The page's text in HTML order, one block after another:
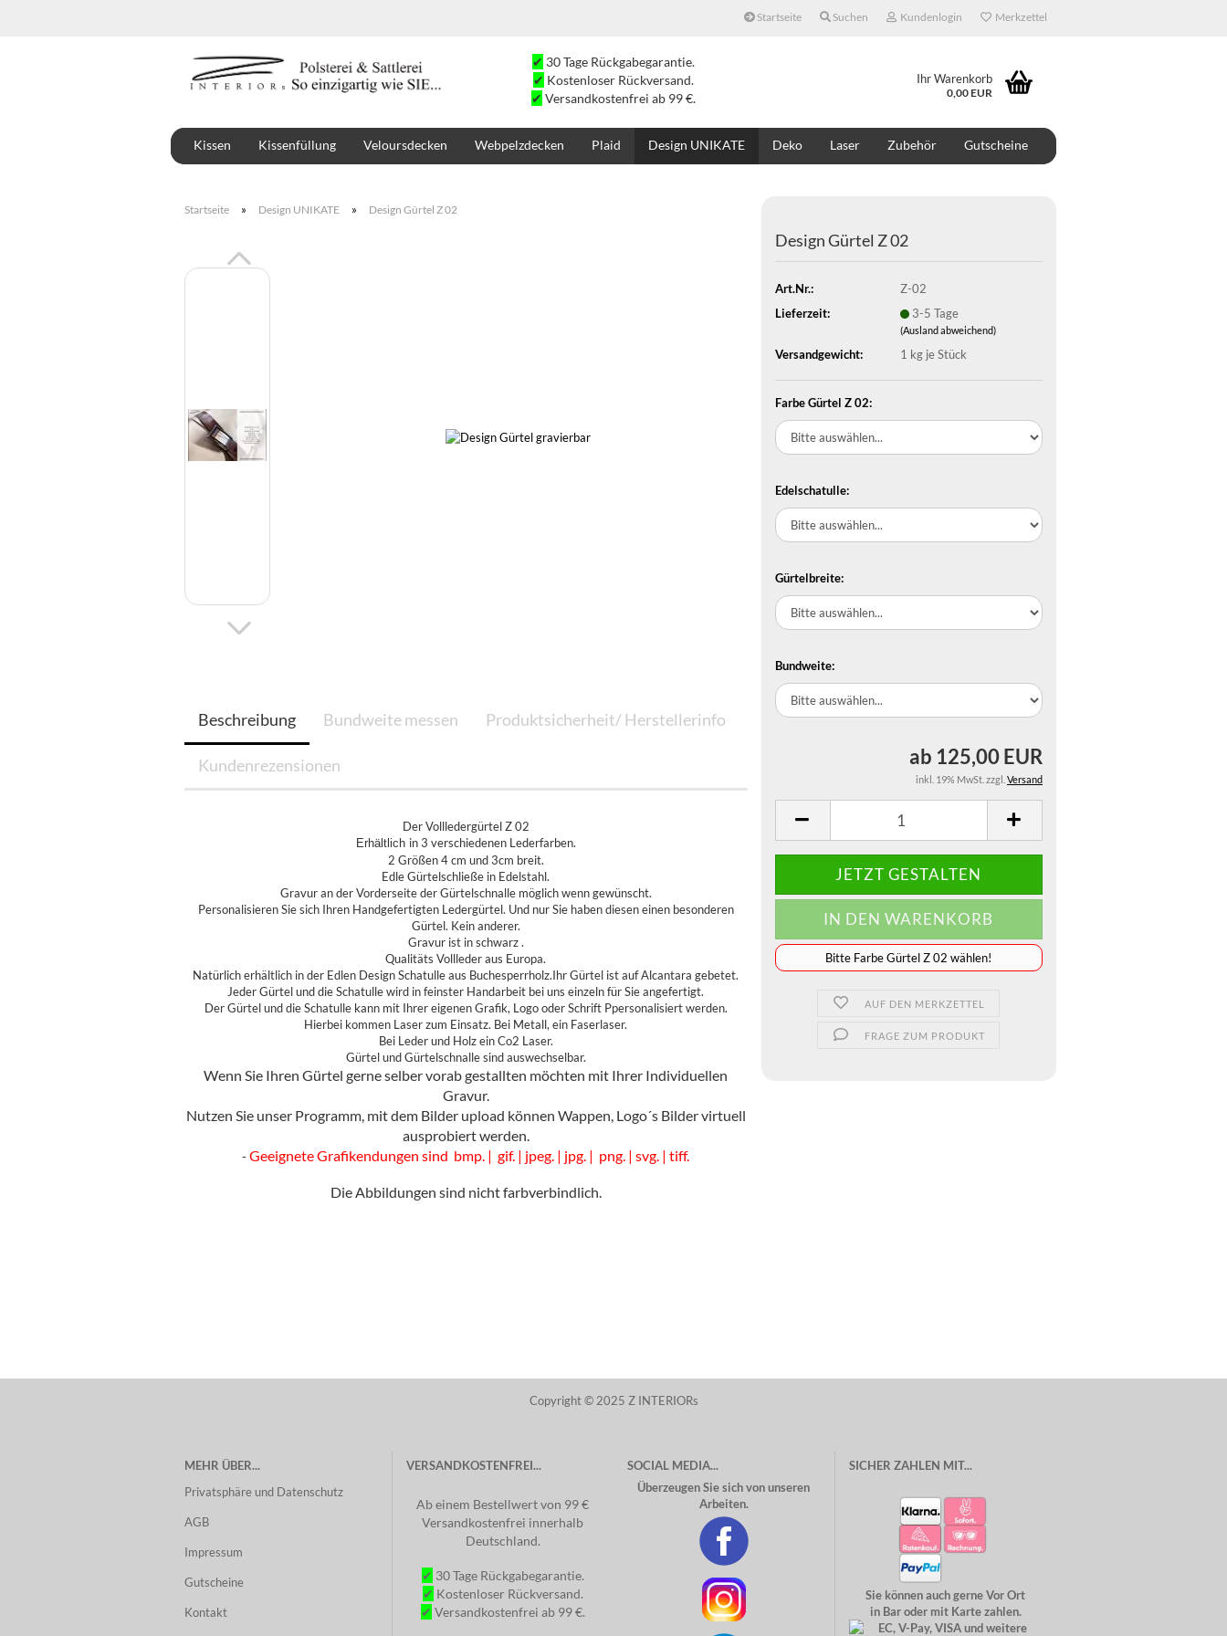
Startseite Suchen Kundenlogin Merkzettel
✔ 30 Tage Rückgabegarantie.
✔ Kostenloser Rückversand.
✔ Versandkostenfrei ab 99 €.
Ihr Warenkorb
0,00 EUR
Kissen Kissenfüllung Veloursdecken Webpelzdecken Plaid Design UNIKATE Deko Laser Zubehör Gutscheine
Startseite » Design UNIKATE » Design Gürtel Z 02
Design Gürtel Z 02
Art.Nr.:
Z-02
Lieferzeit:
3-5 Tage
(Ausland abweichend)
Versandgewicht: 1 kg je Stück
Farbe Gürtel Z 02:
Edelschatulle:
Gürtelbreite:
Bundweite:
ab 125,00 EUR
inkl. 19% MwSt. zzgl. Versand
JETZT GESTALTEN
️️️️️Bitte Farbe Gürtel Z 02 wählen!
AUF DEN MERKZETTEL
FRAGE ZUM PRODUKT
Beschreibung Bundweite messen Produktsicherheit/ Herstellerinfo
Kundenrezensionen
Der Vollledergürtel Z 02
Erhältlich in 3 verschiedenen Lederfarben.
2 Größen 4 cm und 3cm breit.
Edle Gürtelschließe in Edelstahl.
Gravur an der Vorderseite der Gürtelschnalle möglich wenn gewünscht.
Personalisieren Sie sich Ihren Handgefertigten Ledergürtel. Und nur Sie haben diesen einen besonderen
Gürtel. Kein anderer.
Gravur ist in schwarz .
Qualitäts Vollleder aus Europa.
Natürlich erhältlich in der Edlen Design Schatulle aus Buchesperrholz.Ihr Gürtel ist auf Alcantara gebetet.
Jeder Gürtel und die Schatulle wird in feinster Handarbeit bei uns einzeln für Sie angefertigt.
Der Gürtel und die Schatulle kann mit Ihrer eigenen Grafik, Logo oder Schrift Ppersonalisiert werden.
Hierbei kommen Laser zum Einsatz. Bei Metall, ein Faserlaser.
Bei Leder und Holz ein Co2 Laser.
Gürtel und Gürtelschnalle sind auswechselbar.
Wenn Sie Ihren Gürtel gerne selber vorab gestallten möchten mit Ihrer Individuellen
Gravur.
Nutzen Sie unser Programm, mit dem Bilder upload können Wappen, Logo´s Bilder virtuell
ausprobiert werden.
-Geeignete Grafikendungen sind bmp. | gif. | jpeg. | jpg. | png. | svg. | tiff.
Die Abbildungen sind nicht farbverbindlich.
Copyright © 2025 Z INTERIORs
MEHR ÜBER...
Privatsphäre und Datenschutz
AGB
Impressum
Gutscheine
Kontakt
VERSANDKOSTENFREI...
Ab einem Bestellwert von 99 €
Versandkostenfrei innerhalb
Deutschland.
✔ 30 Tage Rückgabegarantie.
✔ Kostenloser Rückversand.
✔ Versandkostenfrei ab 99 €.
SOCIAL MEDIA...
Überzeugen Sie sich von unseren
Arbeiten.
SICHER ZAHLEN MIT...
Sie können auch gerne Vor Ort
in Bar oder mit Karte zahlen.